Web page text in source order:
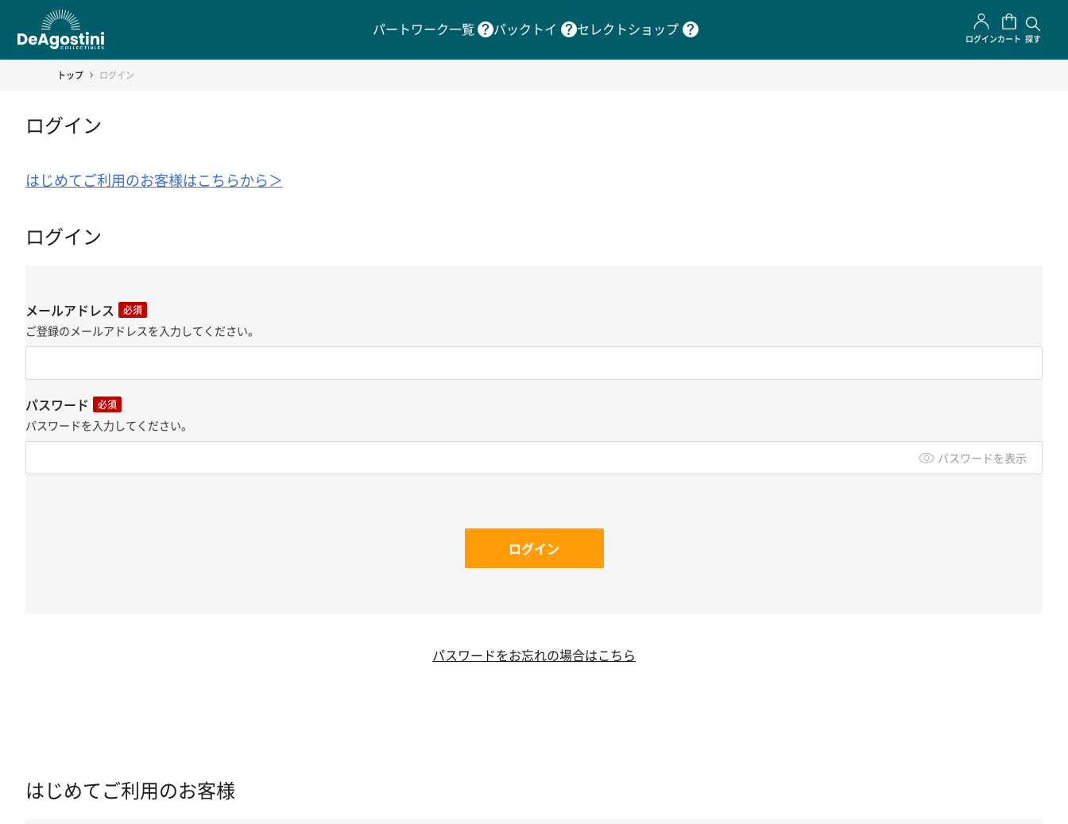
パートワーク一覧 パックトイ セレクトショップ ログインカート 探す
トップ ログイン
ログイン
はじめてご利用のお客様はこちらから＞
ログイン
メールアドレス 必須
ご登録のメールアドレスを入力してください。
パスワード 必須
パスワードを表示
パスワードを入力してください。
ログイン
パスワードをお忘れの場合はこちら
はじめてご利用のお客様